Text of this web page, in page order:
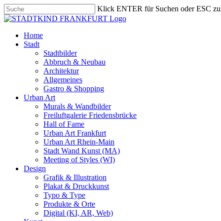
Skip
to
content
Klick ENTER für Suchen oder ESC
Close
search
Menu
Home
Stadt
Stadtbilder
Abbruch & Neubau
Architektur
Allgemeines
Gastro & Shopping
Urban Art
Murals & Wandbilder
Freiluftgalerie Friedensbrücke
Hall of Fame
Urban Art Frankfurt
Urban Art Rhein-Main
Stadt Wand Kunst (MA)
Meeting of Styles (WI)
Design
Grafik & Illustration
Plakat & Druckkunst
Typo & Type
Produkte & Orte
Digital (KI, AR, Web)